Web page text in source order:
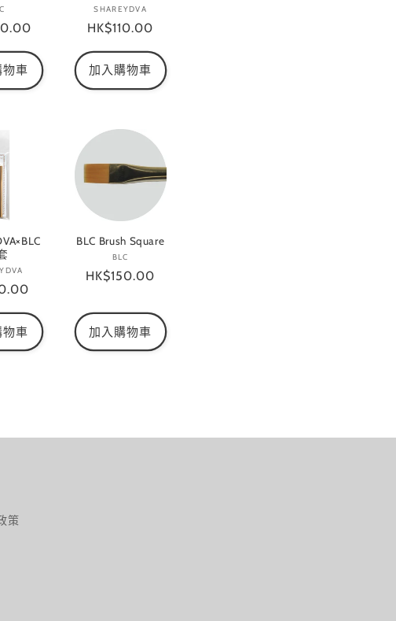
：
物車
廠
商：
SHAREYDVA
定
價
HK$110.00
加入購物車
：
物車
BLC Brush Square
廠
商：
BLC
定
HK$150.00
加入購物車
策